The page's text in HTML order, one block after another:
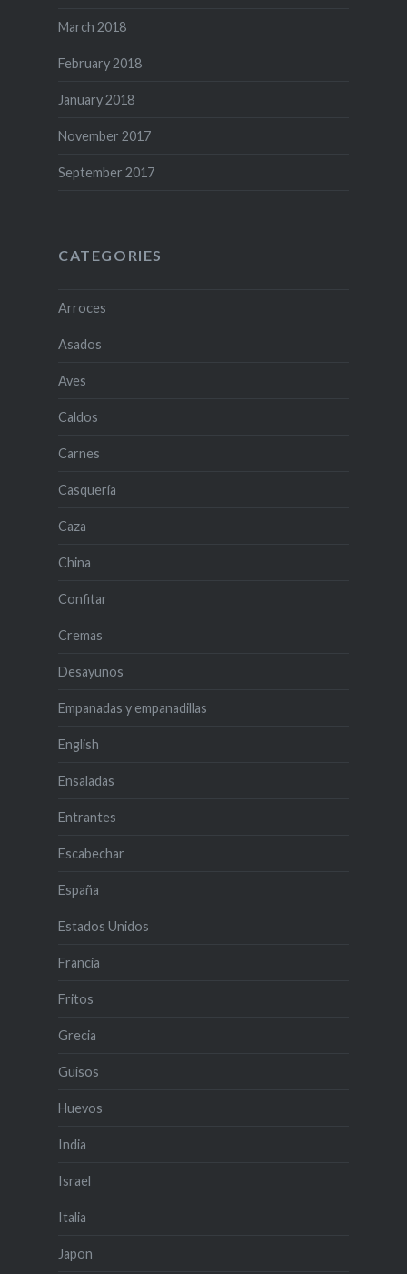
March 2018
February 2018
January 2018
November 2017
September 2017
CATEGORIES
Arroces
Asados
Aves
Caldos
Carnes
Casquería
Caza
China
Confitar
Cremas
Desayunos
Empanadas y empanadillas
English
Ensaladas
Entrantes
Escabechar
España
Estados Unidos
Francia
Fritos
Grecia
Guisos
Huevos
India
Israel
Italia
Japon